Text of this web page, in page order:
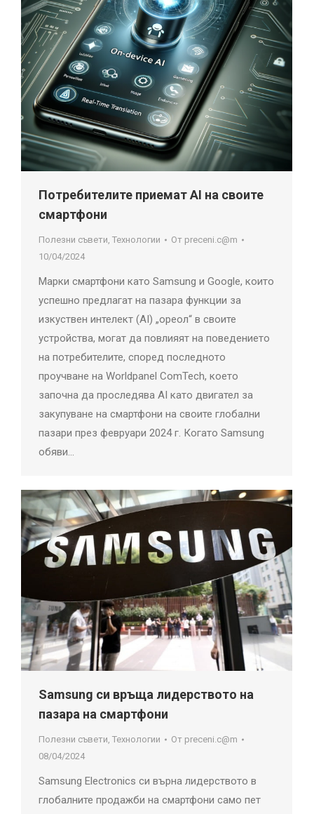
Потребителите приемат AI на своите
смартфони
Полезни съвети, Технологии От preceni.c@m
10/04/2024
Марки смартфони като Samsung и Google, които
успешно предлагат на пазара функции за
изкуствен интелект (AI) „ореол“ в своите
устройства, могат да повлияят на поведението
на потребителите, според последното
проучване на Worldpanel ComTech, което
започна да проследява AI като двигател за
закупуване на смартфони на своите глобални
пазари през февруари 2024 г. Когато Samsung
обяви…
Samsung си връща лидерството на
пазара на смартфони
Полезни съвети Технологии От preceni.c@m
08/04/2024
Samsung Electronics си върна лидерството в
глобалните продажби на смартфони само пет